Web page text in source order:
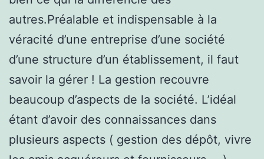
autres.Préalable et indispensable à la
véracité d’une entreprise d’une société
d’une structure d’un établissement, il faut
savoir la gérer ! La gestion recouvre
beaucoup d’aspects de la société. L’idéal
étant d’avoir des connaissances dans
plusieurs aspects ( gestion des dépôt, vivre